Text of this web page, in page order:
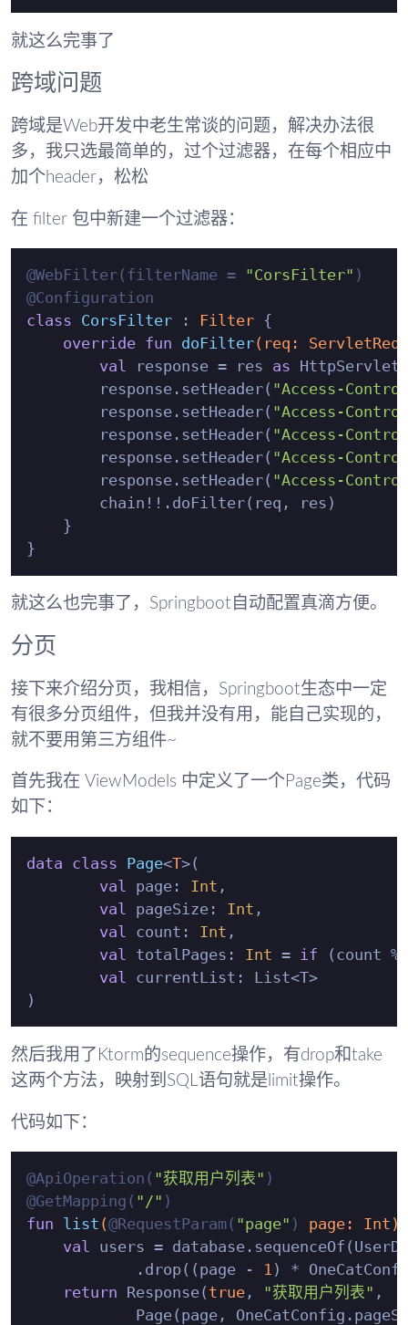
就这么完事了
跨域问题
跨域是Web开发中老生常谈的问题，解决办法很
多，我只选最简单的，过个过滤器，在每个相应中
加个header，松松
在 filter 包中新建一个过滤器：
@WebFilter(filterName = "CorsFilter" )
@Configuration
class CorsFilter : Filter {
override fun doFilter(req:
val response = res as
        response.setHeader(
"Access-
        response.setHeader(
"Access-
        response.setHeader(
"Access-
        response.setHeader(
"Access-
        response.setHeader(
"Access-
        chain!!.doFilter(req, res)
    }
就这么也完事了，Springboot自动配置真滴方便。
分页
接下来介绍分页，我相信，Springboot生态中一定
有很多分页组件，但我并没有用，能自己实现的，
就不要用第三方组件~
首先我在 ViewModels 中定义了一个Page类，代码
如下：
data class Page<T>(
val
page: Int ,
val
pageSize: Int ,
val
count: Int ,
val
totalPages: Int = if (count
val
currentList: List<T>
然后我用了Ktorm的sequence操作，有drop和take
这两个方法，映射到SQL语句就是limit操作。
代码如下：
@ApiOperation( "获取用户列表" )
@GetMapping( "/" )
fun list (@RequestParam( "page" ) page: Int )
val
users =
            .drop((page -
1 ) *
return Response( true, "获取用户列表" ,
Page(page,